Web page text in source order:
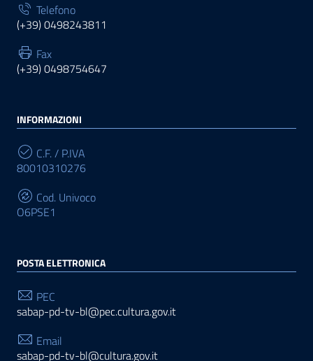
Telefono
(+39) 0498243811
Fax
(+39) 0498754647
INFORMAZIONI
C.F. / P.IVA
80010310276
Cod. Univoco
O6PSE1
POSTA ELETTRONICA
PEC
sabap-pd-tv-bl@pec.cultura.gov.it
Email
sabap-pd-tv-bl@cultura.gov.it